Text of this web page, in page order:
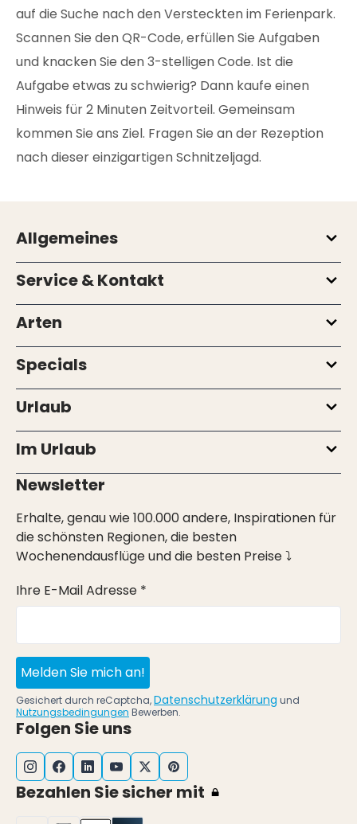
auf die Suche nach den Versteckten im Ferienpark.
Scannen Sie den QR-Code, erfüllen Sie Aufgaben
und knacken Sie den 3-stelligen Code. Ist die
Aufgabe etwas zu schwierig? Dann kaufe einen
Hinweis für 2 Minuten Zeitvorteil. Gemeinsam
kommen Sie ans Ziel. Fragen Sie an der Rezeption
nach dieser einzigartigen Schnitzeljagd.
Allgemeines
Service & Kontakt
Arten
Specials
Urlaub
Im Urlaub
Newsletter
Erhalte, genau wie 100.000 andere, Inspirationen für
die schönsten Regionen, die besten
Wochenendausflüge und die besten Preise ⤵
Ihre E-Mail Adresse *
Melden Sie mich an!
Gesichert durch reCaptcha,Datenschutzerklärung und
Nutzungsbedingungen Bewerben.
Folgen Sie uns
Bezahlen Sie sicher mit